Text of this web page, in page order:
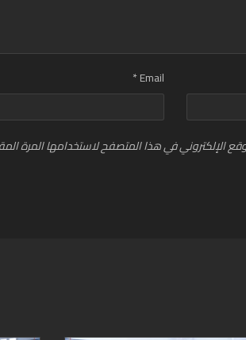
Email
*
الإلكتروني في هذا المتصفح لاستخدامها المرة